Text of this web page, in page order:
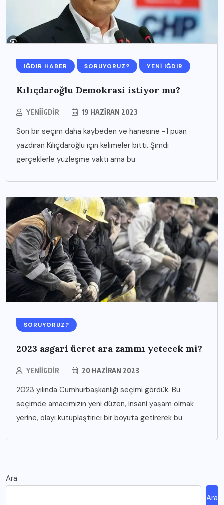
IĞDIR HABER SORUYORUZ? YENI IĞDIR
Kılıçdaroğlu Demokrasi istiyor mu?
YENIIGDIR 19 HAZIRAN 2023
Son bir seçim daha kaybeden ve hanesine -1 puan
yazdıran Kılıçdaroğlu için kelimeler bitti. Şimdi
gerçeklerle yüzleşme vakti ama bu
SORUYORUZ?
2023 asgari ücret ara zammı yetecek mi?
YENIIGDIR 20 HAZIRAN 2023
2023 yılında Cumhurbaşkanlığı seçimi gördük. Bu
seçimde amacımızın yeni düzen, insani yaşam olmak
yerine, olayı kutuplaştırıcı bir boyuta getirerek bu
Ara
Ara